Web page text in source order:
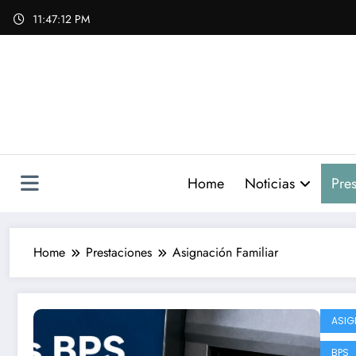
Skip
11:47:13 PM
Home Noticias
Home Prestaciones Asignación Familiar
BPS